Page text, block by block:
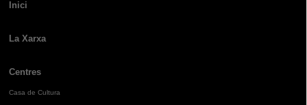
Inici
La Xarxa
Centres
Casa de Cultura